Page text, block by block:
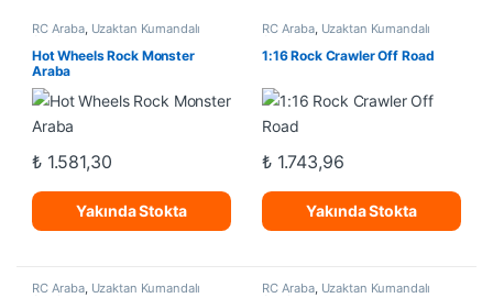
RC Araba, Uzaktan Kumandalı
Hot Wheels Rock Monster
Araba
₺1.581,30
Yakında Stokta
RC Araba, Uzaktan Kumandalı
1:16 Rock Crawler Off Road
₺1.743,96
Yakında Stokta
RC Araba, Uzaktan Kumandalı RC Araba, Uzaktan Kumandalı